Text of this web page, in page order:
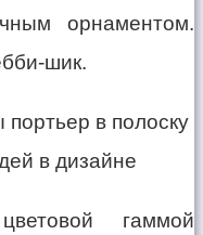
орнаментом.
шик.
гаммой